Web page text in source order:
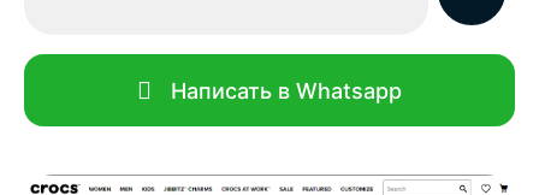
Написать в Whatsapp